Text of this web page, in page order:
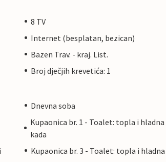
8 TV
Internet (besplatan, bezican)
Bazen Trav. - kraj. List.
Broj dječjih krevetića: 1
Dnevna soba
Kupaonica br. 1 - Toalet: topla i hladna
kada
Kupaonica br. 3 - Toalet: topla i hladna